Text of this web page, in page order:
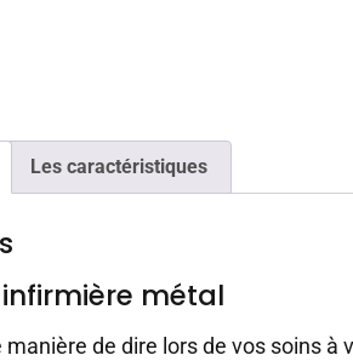
Les caractéristiques
métal
manière de dire lors de vos soins à